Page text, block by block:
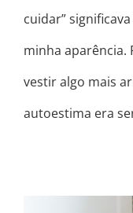
cuidar”
minha aparência.
vestir algo mais
autoestima era